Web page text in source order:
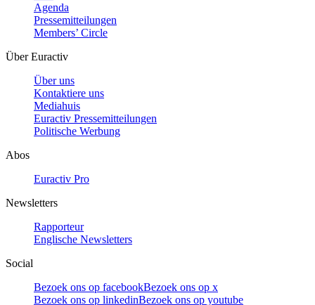
Agenda
Pressemitteilungen
Members’ Circle
Über Euractiv
Über uns
Kontaktiere uns
Mediahuis
Euractiv Pressemitteilungen
Politische Werbung
Abos
Euractiv Pro
Newsletters
Rapporteur
Englische Newsletters
Social
Bezoek ons op facebookBezoek ons op x
Bezoek ons op linkedinBezoek ons op youtube